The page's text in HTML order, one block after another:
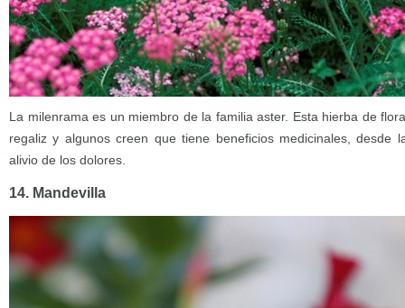
La milenrama es un miembro de la familia aster. Esta hierba de
regaliz y algunos creen que tiene beneficios medicinales, desde
alivio de los dolores.
14. Mandevilla